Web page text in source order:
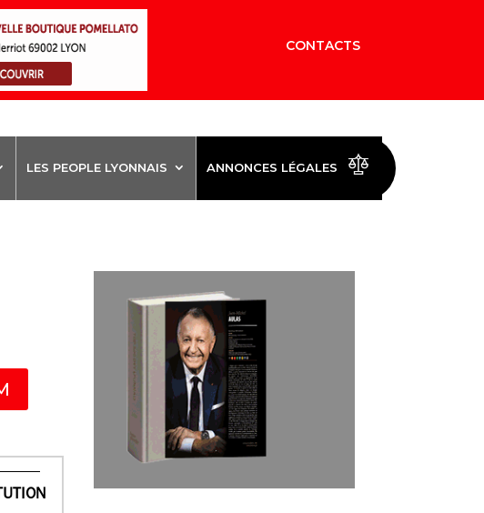
CONTACTS
LES PEOPLE LYONNAIS ANNONCES LÉGALES